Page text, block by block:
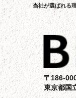
当社が選ばれる
〒186-
東京都国
TOP
料金・施工ま
当社について